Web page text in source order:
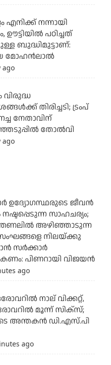
എനിക്ക് നന്നായി
ഊട്ടിയില്‍ പഠിച്ചത്
ബുദ്ധിമുട്ടാണ്:
മോഹന്‍ലാല്‍
ago
വിരുദ്ധ
തിരിച്ചടി; ട്രംപ്
നേതാവിന്
തോല്‍വി
ago
ഉദ്യോഗസ്ഥരുടെ ജീവന്‍
സാഹചര്യം;
അഴിഞ്ഞാടുന്ന
നിലയ്ക്കു
സര്‍ക്കാര്‍
പിണറായി വിജയന്‍
ago
നാല് വിക്കറ്റ്,
മൂന്ന് സിക്‌സ്;
അന്തകന്‍ ഡി.എസ്.പി
ago